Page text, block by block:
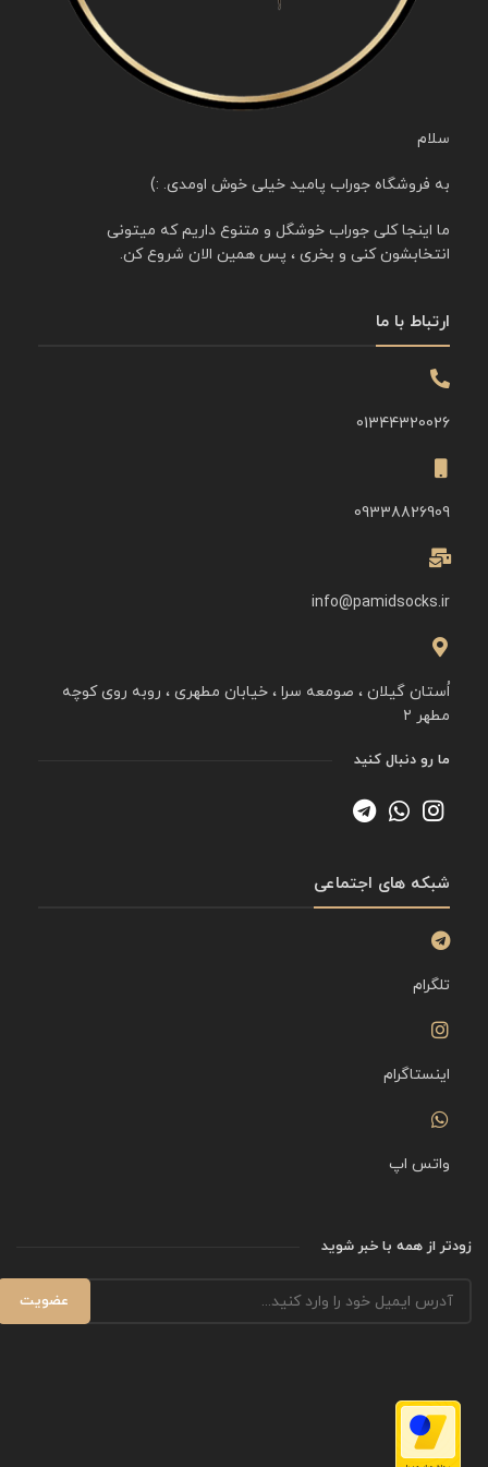
سلام
به فروشگاه جوراب پامید خیلی خوش اومدی. :)
ما اینجا کلی جوراب خوشگل و متنوع داریم که میتونی
انتخابشون کنی و بخری ، پس همین الان شروع کن.
ارتباط با ما
01344320026
09338826909
info@pamidsocks.ir
اُستان گیلان ، صومعه سرا ، خیابان مطهری ، روبه روی کوچه
مطهر ۲
ما رو دنبال کنید
شبکه های اجتماعی
تلگرام
اینستاگرام
واتس اپ
زودتر از همه با خبر شوید